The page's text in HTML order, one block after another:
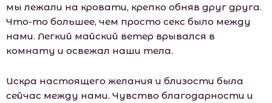
мы лежали на кровати, крепко обняв друг друга.
Что-то большее, чем просто секс было между
нами. Легкий майский ветер врывался в
комнату и освежал наши тела.
Искра настоящего желания и близости была
сейчас между нами. Чувство благодарности и